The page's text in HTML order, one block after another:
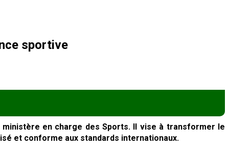
sportive
en charge des Sports. Il vise à transformer le
et conforme aux standards internationaux.